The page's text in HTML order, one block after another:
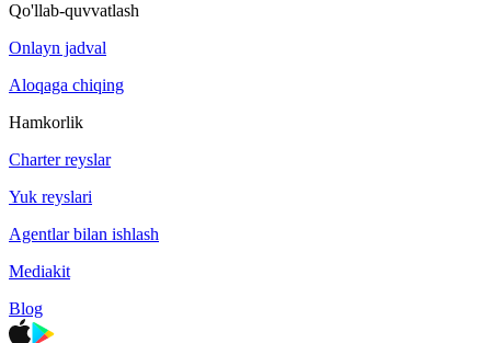
Qo'llab-quvvatlash
Onlayn jadval
Aloqaga chiqing
Hamkorlik
Charter reyslar
Yuk reyslari
Agentlar bilan ishlash
Mediakit
Blog